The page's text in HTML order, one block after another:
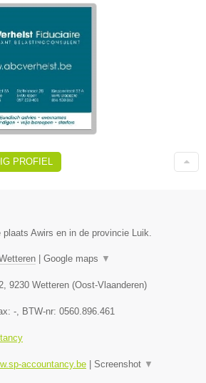
PROFIEL
Awirs en in de provincie Luik.
Google maps ▼
9230 Wetteren (Oost-Vlaanderen)
- , BTW-nr: 0560.896.461
accountancy.be Screenshot ▼